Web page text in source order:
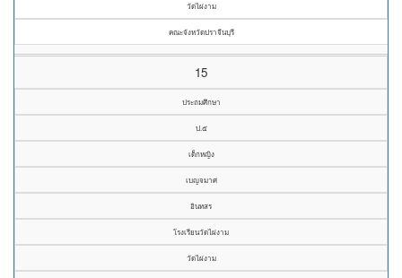
วัดไผ่งาม
คณะจังหวัดปราจีนบุรี
15
ประถมศึกษา
ป.๕
เด็กหญิง
เบญจมาศ
อินทสร
โรงเรียนวัดไผ่งาม
วัดไผ่งาม